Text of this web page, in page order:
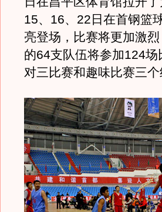
15、16、22日在首钢篮
亮登场，比赛将更加激
的64支队伍将参加124
对三比赛和趣味比赛三个